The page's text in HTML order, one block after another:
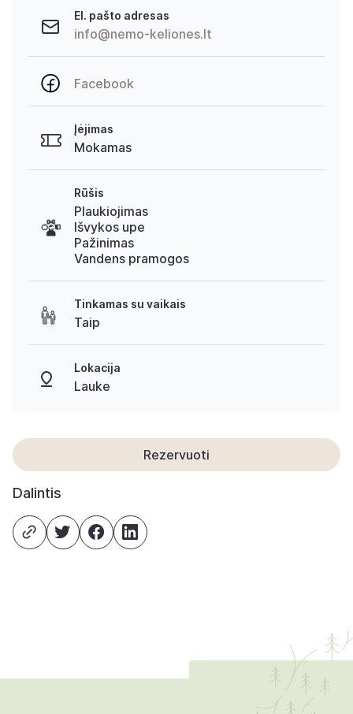
El. pašto adresas
info@nemo-keliones.lt
Facebook
Įėjimas
Mokamas
Rūšis
Plaukiojimas
Išvykos upe
Pažinimas
Vandens pramogos
Tinkamas su vaikais
Taip
Lokacija
Lauke
Rezervuoti
Dalintis